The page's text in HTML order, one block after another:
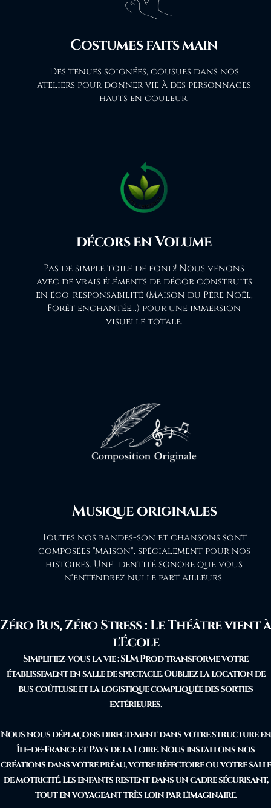
Costumes faits main
Des tenues soignées, cousues dans nos
ateliers pour donner vie à des personnages
hauts en couleur.
décors en Volume
Pas de simple toile de fond! Nous venons
avec de vrais éléments de décor construits
en éco-responsabilité (Maison du Père Noël,
Forêt enchantée...) pour une immersion
visuelle totale.
Musique originales
Toutes nos bandes-son et chansons sont
composées "maison", spécialement pour nos
histoires. Une identité sonore que vous
n'entendrez nulle part ailleurs.
Zéro Bus, Zéro Stress : Le Théâtre vient à
l'École
Simplifiez-vous la vie : SLM Prod transforme votre
établissement en salle de spectacle. Oubliez la location de
bus coûteuse et la logistique compliquée des sorties
extérieures.
Nous nous déplaçons directement dans votre structure en
Île-de-France et Pays de la Loire. Nous installons nos
créations dans votre préau, votre réfectoire ou votre salle
de motricité. Les enfants restent dans un cadre sécurisant,
tout en voyageant très loin par l'imaginaire.